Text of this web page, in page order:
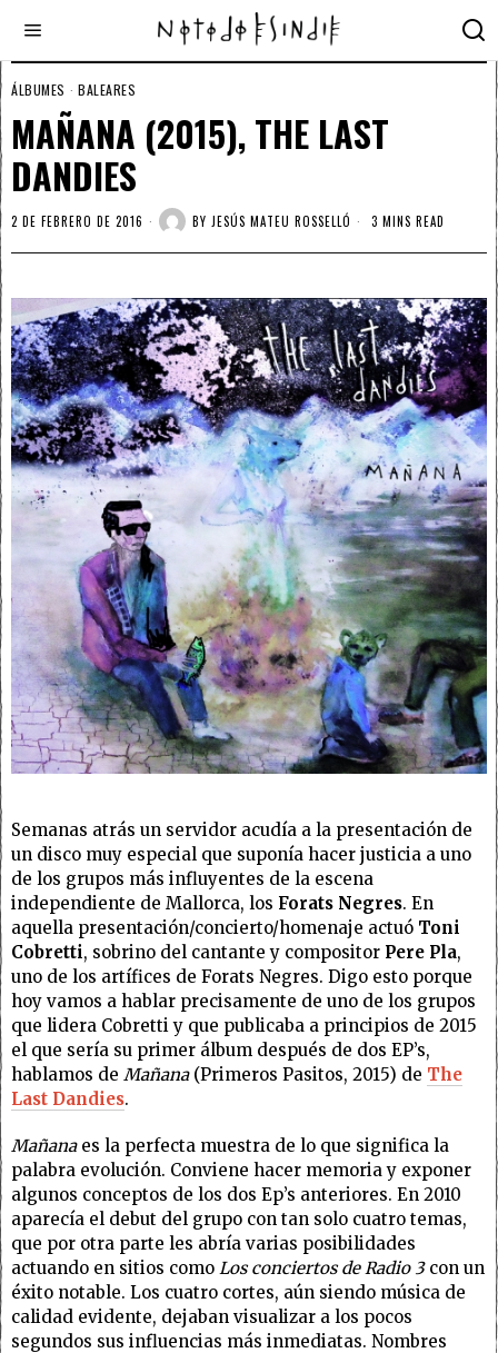
ÁLBUMES · BALEARES
MAÑANA (2015), THE LAST
DANDIES
2 DE FEBRERO DE 2016 BY JESÚS MATEU ROSSELLÓ 3 MINS READ
Semanas atrás un servidor acudía a la presentación de
un disco muy especial que suponía hacer justicia a uno
de los grupos más influyentes de la escena
independiente de Mallorca, los Forats Negres. En
aquella presentación/concierto/homenaje actuó Toni
Cobretti, sobrino del cantante y compositor Pere Pla,
uno de los artífices de Forats Negres. Digo esto porque
hoy vamos a hablar precisamente de uno de los grupos
que lidera Cobretti y que publicaba a principios de 2015
el que sería su primer álbum después de dos EP’s,
hablamos de Mañana (Primeros Pasitos, 2015) de The
Last Dandies.
Mañanaes la perfecta muestra de lo que significa la
palabra evolución. Conviene hacer memoria y exponer
algunos conceptos de los dos Ep’s anteriores. En 2010
aparecía el debut del grupo con tan solo cuatro temas,
que por otra parte les abría varias posibilidades
actuando en sitios como Los conciertos de Radio 3con un
éxito notable. Los cuatro cortes, aún siendo música de
calidad evidente, dejaban visualizar a los pocos
segundos sus influencias más inmediatas. Nombres